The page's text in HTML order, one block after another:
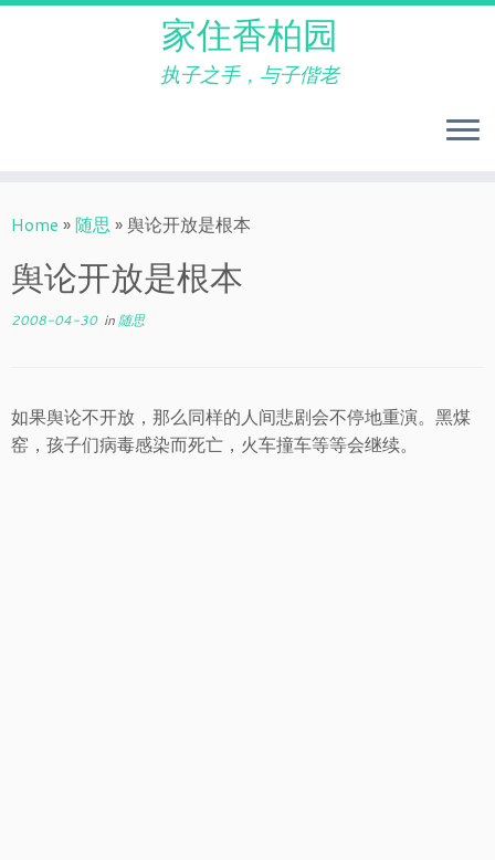
to
家住香柏园
执子之手，与子偕老
Home »随思 »舆论开放是根本
舆论开放是根本
2008-04-30in随思
如果舆论不开放，那么同样的人间悲剧会不停地重演。黑煤
窑，孩子们病毒感染而死亡，火车撞车等等会继续。